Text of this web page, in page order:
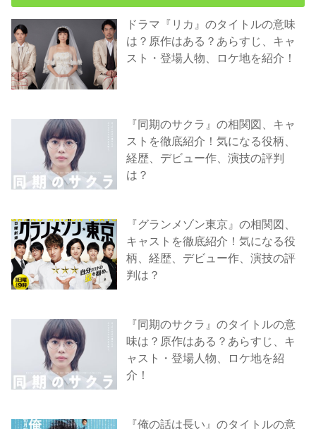
ドラマ『リカ』のタイトルの意味
は？原作はある？あらすじ、キャ
スト・登場人物、ロケ地を紹介！
『同期のサクラ』の相関図、キャ
ストを徹底紹介！気になる役柄、
経歴、デビュー作、演技の評判
は？
『グランメゾン東京』の相関図、
キャストを徹底紹介！気になる役
柄、経歴、デビュー作、演技の評
判は？
『同期のサクラ』のタイトルの意
味は？原作はある？あらすじ、キ
ャスト・登場人物、ロケ地を紹
介！
『俺の話は長い』のタイトルの意